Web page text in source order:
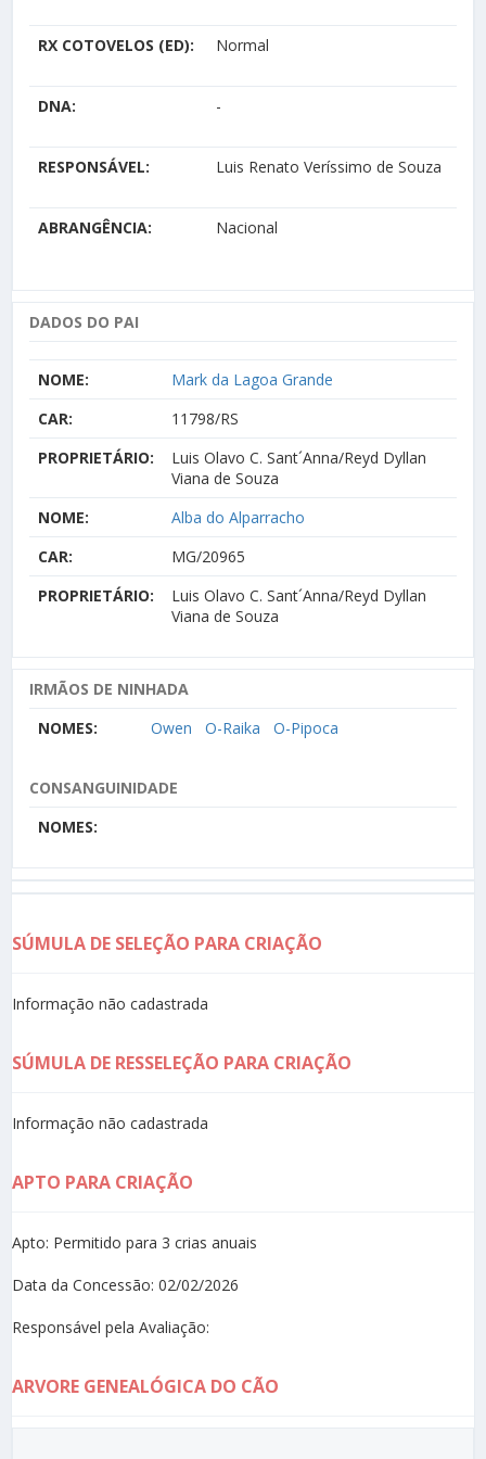
RX COTOVELOS (ED): Normal
DNA: -
RESPONSÁVEL: Luis Renato Veríssimo de Souza
ABRANGÊNCIA: Nacional
DADOS DO PAI
NOME:
Mark da Lagoa Grande
CAR:
11798/RS
PROPRIETÁRIO:
Luis Olavo C. Sant´Anna/Reyd Dyllan
Viana de Souza
NOME:
Alba do Alparracho
CAR:
MG/20965
PROPRIETÁRIO:
Luis Olavo C. Sant´Anna/Reyd Dyllan
Viana de Souza
IRMÃOS DE NINHADA
NOMES:
Owen O-Raika O-Pipoca
CONSANGUINIDADE
NOMES:
SÚMULA DE SELEÇÃO PARA CRIAÇÃO
Informação não cadastrada
SÚMULA DE RESSELEÇÃO PARA CRIAÇÃO
Informação não cadastrada
APTO PARA CRIAÇÃO
Apto: Permitido para 3 crias anuais
Data da Concessão: 02/02/2026
Responsável pela Avaliação:
ARVORE GENEALÓGICA DO CÃO